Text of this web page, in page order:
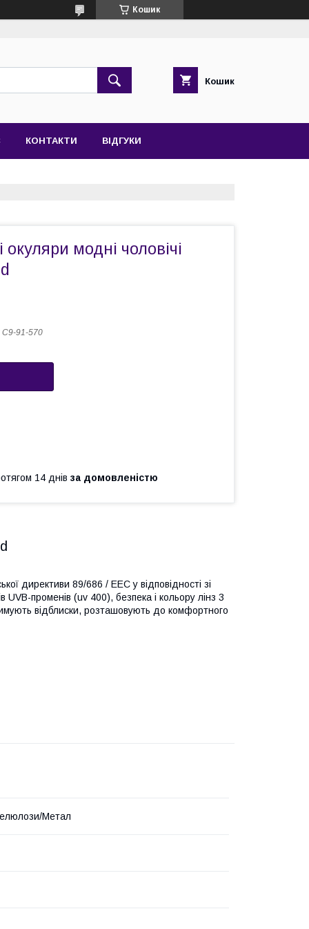
Кошик
Кошик
КОНТАКТИ ВІДГУКИ
модні чоловічі
C9-91-570
14 днів за домовленістю
директиви 89/686 / ЕЕС у відповідності зі
променів (uv 400), безпека і кольору лінз 3
відблиски, розташовують до комфортного
Метал